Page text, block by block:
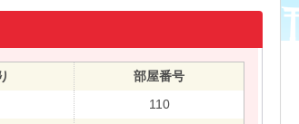
部屋番号
110